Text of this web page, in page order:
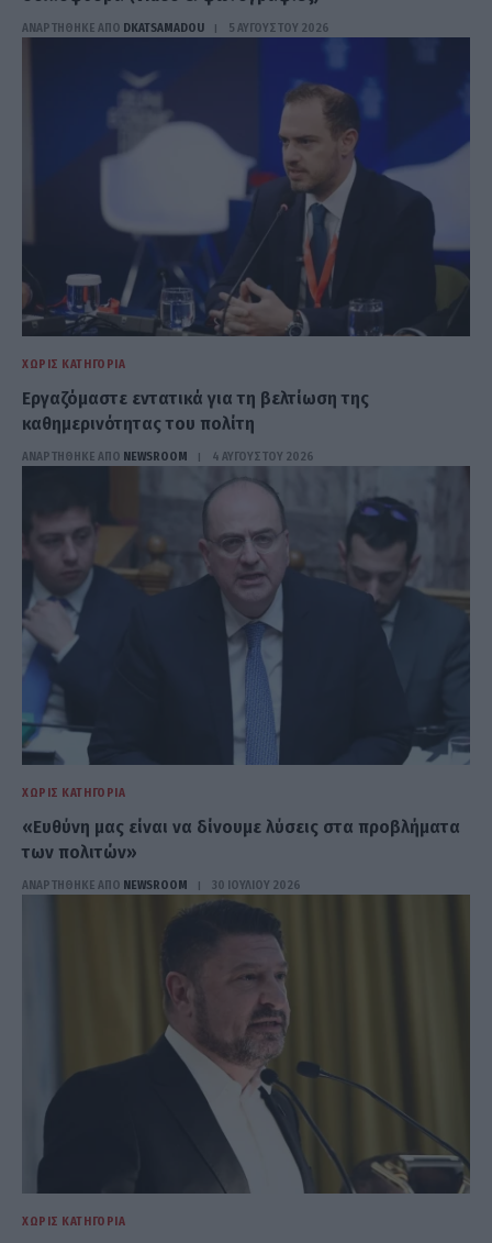
ΑΝΑΡΤΗΘΗΚΕ ΑΠΟ DKATSAMADOU 5 ΑΥΓΟΎΣΤΟΥ 2026
ΧΩΡΊΣ ΚΑΤΗΓΟΡΊΑ
Εργαζόμαστε εντατικά για τη βελτίωση της
καθημερινότητας του πολίτη
ΑΝΑΡΤΗΘΗΚΕ ΑΠΟ NEWSROOM 4 ΑΥΓΟΎΣΤΟΥ 2026
ΧΩΡΊΣ ΚΑΤΗΓΟΡΊΑ
«Ευθύνη μας είναι να δίνουμε λύσεις στα προβλήματα
των πολιτών»
ΑΝΑΡΤΗΘΗΚΕ ΑΠΟ NEWSROOM 30 ΙΟΥΛΊΟΥ 2026
ΧΩΡΊΣ ΚΑΤΗΓΟΡΊΑ